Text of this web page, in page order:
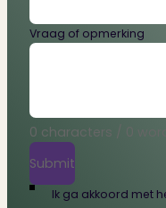
Vraag of opmerking
0 characters / 0
Submit
Ik ga akkoord met